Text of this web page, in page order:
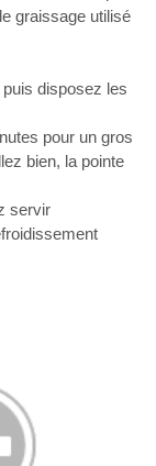
graissage utilisé
disposez les
pour un gros
bien, la pointe
servir